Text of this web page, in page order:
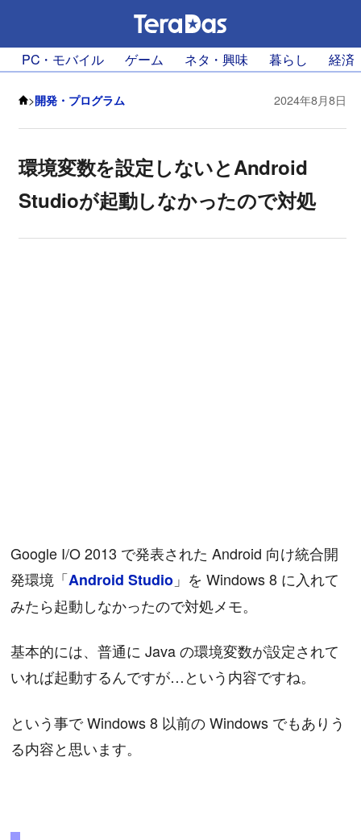
PC・モバイル ゲーム ネタ・興味 暮らし 経済
>開発・プログラム 2024年8月8日
環境変数を設定しないとAndroid
Studioが起動しなかったので対処
Google I/O 2013 で発表された Android 向け統合開
発環境「Android Studio 」を Windows 8 に入れて
みたら起動しなかったので対処メモ。
基本的には、普通に Java の環境変数が設定されて
いれば起動するんですが…という内容ですね。
という事で Windows 8 以前の Windows でもありう
る内容と思います。